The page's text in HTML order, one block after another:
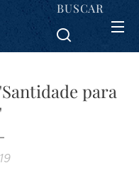
BUSCAR
para